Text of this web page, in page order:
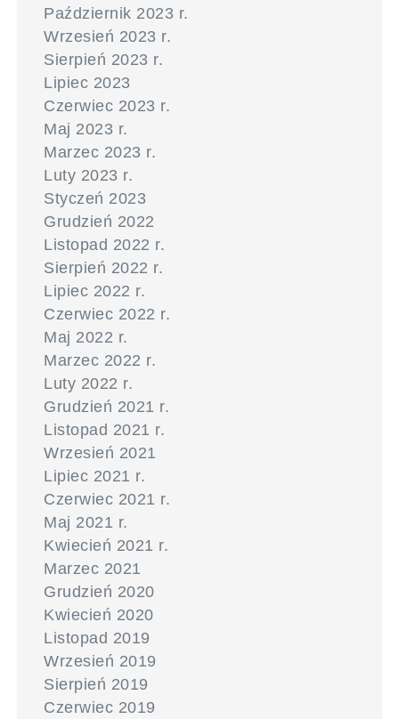
Październik 2023 r.
Wrzesień 2023 r.
Sierpień 2023 r.
Lipiec 2023
Czerwiec 2023 r.
Maj 2023 r.
Marzec 2023 r.
Luty 2023 r.
Styczeń 2023
Grudzień 2022
Listopad 2022 r.
Sierpień 2022 r.
Lipiec 2022 r.
Czerwiec 2022 r.
Maj 2022 r.
Marzec 2022 r.
Luty 2022 r.
Grudzień 2021 r.
Listopad 2021 r.
Wrzesień 2021
Lipiec 2021 r.
Czerwiec 2021 r.
Maj 2021 r.
Kwiecień 2021 r.
Marzec 2021
Grudzień 2020
Kwiecień 2020
Listopad 2019
Wrzesień 2019
Sierpień 2019
Czerwiec 2019